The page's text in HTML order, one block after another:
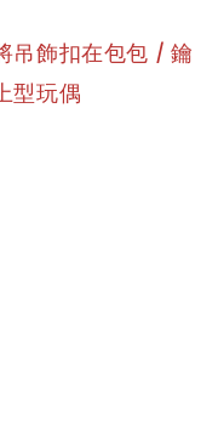
吊飾扣在包包 / 鑰
型玩偶